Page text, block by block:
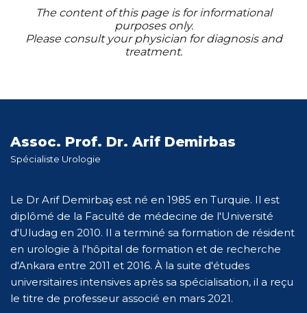
The content of this page is for informational
purposes only.
Please consult your physician for diagnosis and
treatment.
Assoc. Prof. Dr. Arif Demirbas
Spécialiste Urologie
Le Dr Arif Demirbaş est né en 1985 en Turquie. Il est
diplômé de la Faculté de médecine de l'Université
d'Uludag en 2010. Il a terminé sa formation de résident
en urologie à l'hôpital de formation et de recherche
d'Ankara entre 2011 et 2016. À la suite d'études
universitaires intensives après sa spécialisation, il a reçu
le titre de professeur associé en mars 2021.